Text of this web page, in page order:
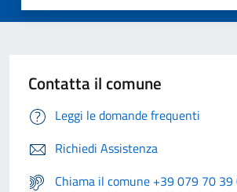
Contatta il comune
Leggi le domande frequenti
Richiedi Assistenza
Chiama il comune +39 079 70